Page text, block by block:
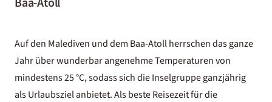
Auf den Malediven und dem Baa-Atoll herrschen das ganze
Jahr über wunderbar angenehme Temperaturen von
mindestens 25 °C, sodass sich die Inselgruppe ganzjährig
als Urlaubsziel anbietet. Alsbeste Reisezeit für die